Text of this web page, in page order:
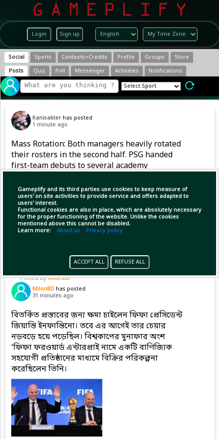
Login Sign up
Gameplify and its third parties use cookies to keep measure of
users' on site activities to provide service and offers adapted to
users' interest.
Functional cookies are also in place, which are absolutely necessary
for the proper functioning of the website. Unlike the cookies
mentioned above this cannot be disabled.
Learn more: About us Privacy policy
ACCEPT ALL REFUSE ALL
Social Sports Contests+Credits Profile Groups
Store
Posts
Quiz Poll Messenger Activities Notifications
Kanisakter has posted
1 minute ago
Mass Rotation: Both managers heavily rotated
their rosters in the second half. PSG handed
first-team debuts to several academy
Zabarnyi, and Axel Koukaba played the full 90
minutes for the French club.
(1) Copy Link Open
Pinned byMilonBD
MilonBD has posted
31 minutes ago
বিতর্কিত প্রস্তাবের জন্য ক্ষমা চাইলেন ফিফা প্রেসিডেন্ট
জিয়ান্তি ইনফান্তিনো। তবে এর আগেই তার চেয়ার
নড়বড়ে হয়ে পড়েছিল। বিশ্বকাপের মুনাফার অংশ
‘ফিফা ফরওয়ার্ড এন্টারপ্রাই নামে একটি বাণিজ্যিক
সহযোগী প্রতিষ্ঠানের মাধ্যমে বিক্রির পরিকল্পনা
করেছিলেন তিনি।